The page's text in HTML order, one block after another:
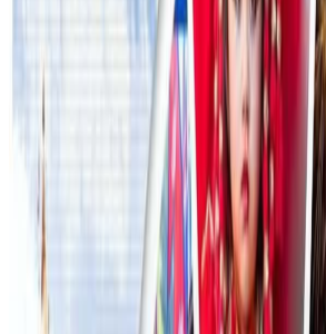
२०२६ जुलाई २४
अन्तर्राष्ट्रिय विद्यार्थी आकर्षित
नयाँ रणनीति
२०२६ जुलाई २३
फिफा विश्वकपमा अस्ट्रेलियाको
रणनीति बनाउने नेपाली युवा
२०२६ जुलाई २३